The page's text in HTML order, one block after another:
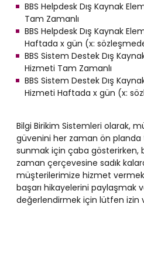
BBS Helpdesk Dış Kaynak
Tam Zamanlı
BBS Helpdesk Dış Kaynak
Haftada x gün (x:
BBS Sistem Destek Dış
Hizmeti Tam Zamanlı
BBS Sistem Destek Dış
Hizmeti Haftada x gün (x:
Bilgi Birikim Sistemleri olarak,
güvenini her zaman ön planda
sunmak için çaba gösterirken,
zaman çerçevesine sadık
müşterilerimize hizmet
başarı hikayelerini paylaşmak
değerlendirmek için lütfen izin